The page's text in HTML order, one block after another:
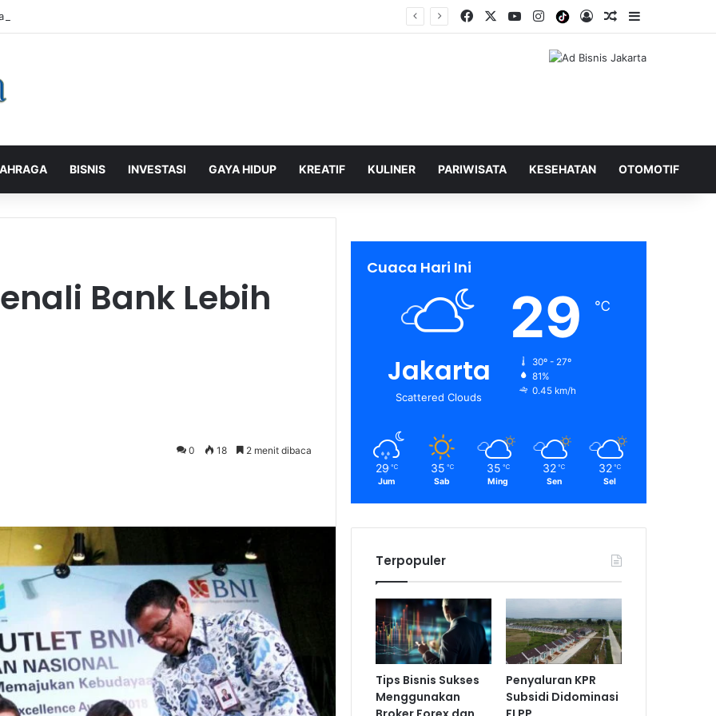
Pelanggan, PLN Icon Plus Sabet Tiga Penghargaan CCW 2026 Facebook YouTubeInstagramTiktokLog InShuffle Berita
BISNIS INVESTASI GAYA HIDUP KREATIF KULINER PARIWISATA KESEHATAN OTOMOTIF
Bank Lebih
0 18 2 menit dibaca
Cuaca Hari Ini
Jakarta
Scattered Clouds
29 ℃
30º - 27º
81%
0.45 km/h
29 ℃
Jum
35 ℃
Sab
35 ℃
Ming
32 ℃
Sen
32 ℃
Sel
Terpopuler
Tips Bisnis Sukses
Menggunakan
Penyaluran KPR
Subsidi Didominasi